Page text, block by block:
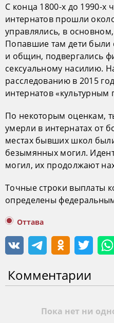
С конца 1800-х до 1990-х
интернатов прошли
управлялись, в
Попавшие там дети были
и общин, подвергались
сексуальному насилию.
расследованию в 2015
интернатов «культурным
По некоторым оценкам,
умерли в интернатах от
местах бывших школ
безымянных могил.
могил, их продолжают
Точные строки выплаты
определены
Оттава
Комментарии
Пока нет ни